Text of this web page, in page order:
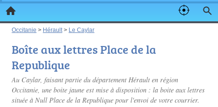
Occitanie > Hérault > Le Caylar
Boîte aux lettres Place de la
Republique
Au Caylar, faisant partie du département Hérault en région
Occitanie, une boite jaune est mise à disposition : la boite aux lettres
située à Null Place de la Republique pour l'envoi de votre courrier.